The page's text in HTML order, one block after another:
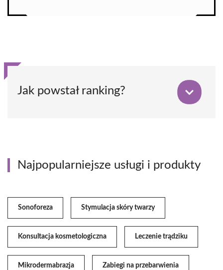
Jak powstał ranking?
Najpopularniejsze usługi i produkty
Sonoforeza Stymulacja skóry twarzy
Konsultacja kosmetologiczna Leczenie trądziku
Mikrodermabrazja Zabiegi na przebarwienia